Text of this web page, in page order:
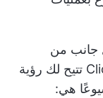
جانب من
تتيح لك رؤية
هي: